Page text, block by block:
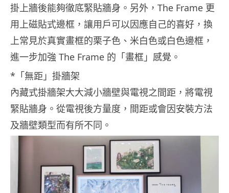
掛上牆後能夠徹底緊貼牆身。另外，The Frame 更
用上磁貼式邊框，讓用戶可以因應自己的喜好，換
上常見於真實畫框的栗子色、米白色或白色邊框，
進一步加強 The Frame 的「畫框」感覺。
*「無距」掛牆架
內藏式掛牆架大大減小牆壁與電視之間距，將電視
緊貼牆身。從電視後方量度，間距或會因安裝方法
及牆壁類型而有所不同。